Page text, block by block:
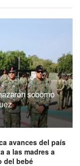
soborno
avances del país
a las madres a
del bebé